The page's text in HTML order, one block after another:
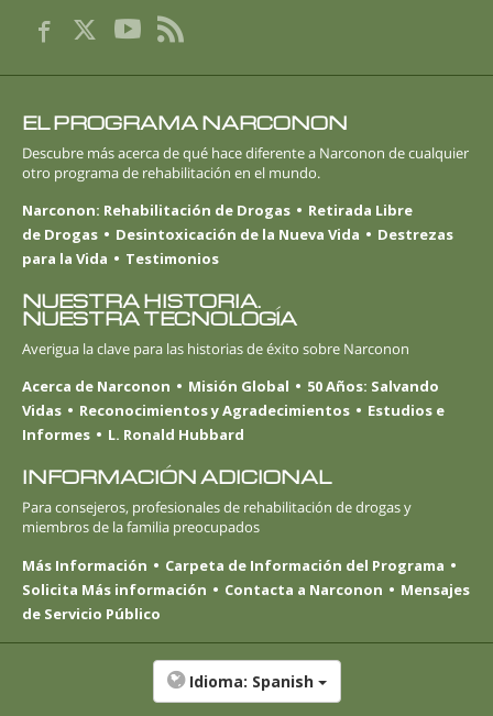
EL PROGRAMA NARCONON
Descubre más acerca de qué hace diferente a Narconon de cualquier
otro programa de rehabilitación en el mundo.
Narconon: Rehabilitación de Drogas
Retirada Libre
de Drogas
Desintoxicación de la Nueva Vida
Destrezas
para la Vida
Testimonios
NUESTRA HISTORIA.
NUESTRA TECNOLOGÍA
Averigua la clave para las historias de éxito sobre Narconon
Acerca de Narconon
Misión Global
50 Años: Salvando
Vidas
Reconocimientos y Agradecimientos
Estudios e
Informes
L. Ronald Hubbard
INFORMACIÓN ADICIONAL
Para consejeros, profesionales de rehabilitación de drogas y
miembros de la familia preocupados
Más Información
Carpeta de Información del Programa
Solicita Más información
Contacta a Narconon
Mensajes
de Servicio Público
Idioma: Spanish